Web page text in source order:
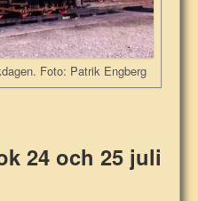
Foto: Patrik Engberg
24 och 25 juli